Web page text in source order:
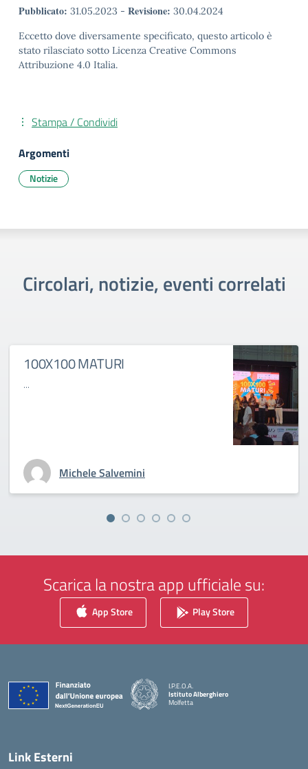
Pubblicato: 31.05.2023 - Revisione: 30.04.2024
Eccetto dove diversamente specificato, questo articolo è
stato rilasciato sotto Licenza Creative Commons
Attribuzione 4.0 Italia.
Stampa / Condividi
Argomenti
Notizie
Circolari, notizie, eventi correlati
100X100 MATURI
...
Michele Salvemini
Scarica la nostra app ufficiale su:
App Store Play Store
I.P.E.O.A.
Istituto Alberghiero
Molfetta
Link Esterni